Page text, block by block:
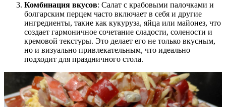
Комбинация вкусов: Салат с крабовыми палочками и
болгарским перцем часто включает в себя и другие
ингредиенты, такие как кукуруза, яйца или майонез, что
создает гармоничное сочетание сладости, солености и
кремовой текстуры. Это делает его не только вкусным,
но и визуально привлекательным, что идеально
подходит для праздничного стола.